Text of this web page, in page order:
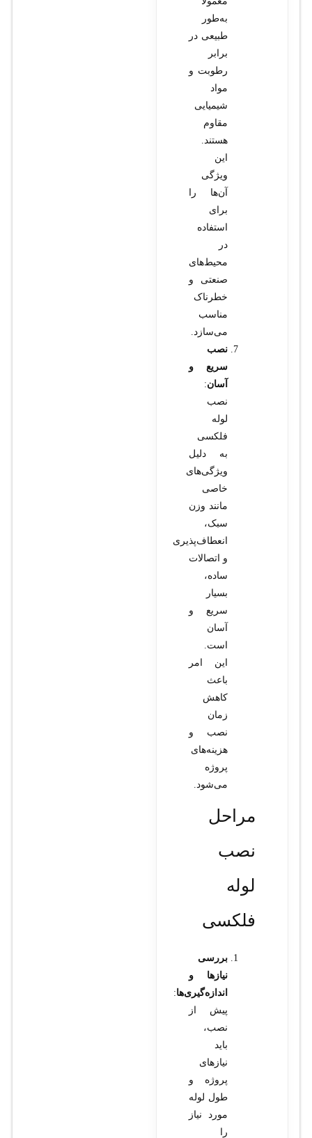
به‌طور
طبیعی در
برابر
رطوبت و
مواد
شیمیایی
مقاوم
هستند.
این
ویژگی
آن‌ها را
برای
استفاده
در
محیط‌های
صنعتی و
خطرناک
مناسب
می‌سازد.
نصب
سریع و
آسان:
نصب
لوله
فلکسی
به دلیل
ویژگی‌های
خاصی
مانند وزن
سبک،
انعطاف‌پذیری
و اتصالات
ساده،
بسیار
سریع و
آسان
است.
این امر
باعث
کاهش
زمان
نصب و
هزینه‌های
پروژه
می‌شود.
مراحل
نصب
لوله
فلکسی
بررسی
نیازها و
اندازه‌گیری‌ها:
پیش از
نصب،
باید
نیازهای
پروژه و
طول لوله
مورد نیاز
را